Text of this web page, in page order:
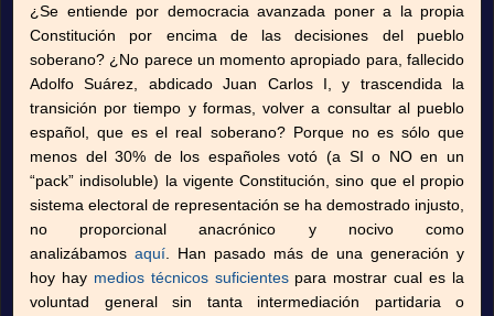
¿Se entiende por democracia avanzada poner a la propia
Constitución por encima de las decisiones del pueblo
soberano? ¿No parece un momento apropiado para, fallecido
Adolfo Suárez, abdicado Juan Carlos I, y trascendida la
transición por tiempo y formas, volver a consultar al pueblo
español, que es el real soberano? Porque no es sólo que
menos del 30% de los españoles votó (a SI o NO en un
“pack” indisoluble) la vigente Constitución, sino que el propio
sistema electoral de representación se ha demostrado injusto,
no proporcional anacrónico y nocivo como
analizábamos aquí . Han pasado más de una generación y
hoy hay medios técnicos suficientespara mostrar cual es la
voluntad general sin tanta intermediación partidaria o